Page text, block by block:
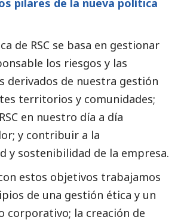
pilares de la nueva política
de RSC se basa en gestionar
los riesgos y las
derivados de nuestra gestión
territorios y comunidades;
en nuestro día a día
y contribuir a la
y sostenibilidad de la empresa.
estos objetivos trabajamos
de una gestión ética y un
corporativo; la creación de